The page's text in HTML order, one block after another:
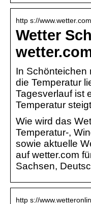
http s://
Wetter
In Schönteichen
die Temperatur
Tagesverlauf ist
Temperatur
Wie wird das
Temperatur-,
sowie aktuelle
auf wetter.com
Sachsen,
http s://